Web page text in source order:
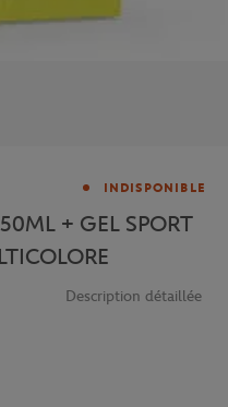
INDISPONIBLE
+ GEL SPORT
Description détaillée